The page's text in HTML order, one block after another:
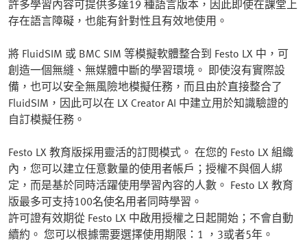
許多學習內容可提供多達19 種語言版本，因此即使在課堂上
存在語言障礙，也能有針對性且有效地使用。
將 FluidSIM 或 BMC SIM 等模擬軟體整合到 Festo LX 中，可
創造一個無縫、無媒體中斷的學習環境。 即使沒有實際設
備，也可以安全無風險地模擬任務，而且由於直接整合了
FluidSIM，因此可以在 LX Creator AI 中建立用於知識驗證的
自訂模擬任務。
Festo LX 教育版採用靈活的訂閱模式。 在您的 Festo LX 組織
內，您可以建立任意數量的使用者帳戶；授權不與個人綁
定，而是基於同時活躍使用學習內容的人數。 Festo LX 教育
版最多可支持100名使名用者同時學習。
許可證有效期從 Festo LX 中啟用授權之日起開始；不會自動
續約。 您可以根據需要選擇使用期限：1 ，3或者5年。